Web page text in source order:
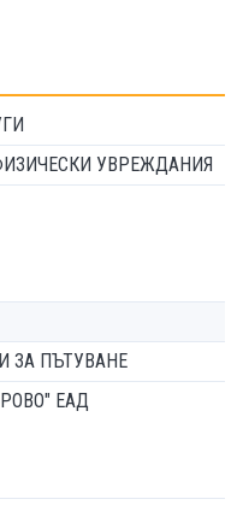
УВРЕЖДАНИЯ
ЗА ПЪТУВАНЕ
ЕАД